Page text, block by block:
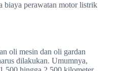
biaya perawatan motor listrik
oli mesin dan oli gardan
dilakukan. Umumnya,